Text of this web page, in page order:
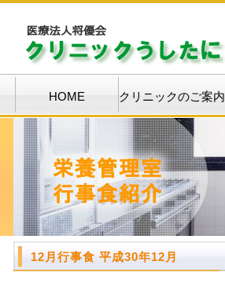
HOME クリニックのご案内
12月行事食 平成30年12月